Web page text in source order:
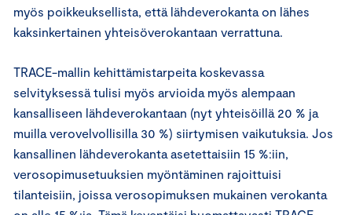
myös poikkeuksellista, että lähdeverokanta on lähes
kaksinkertainen yhteisöverokantaan verrattuna.
TRACE-mallin kehittämistarpeita koskevassa
selvityksessä tulisi myös arvioida myös alempaan
kansalliseen lähdeverokantaan (nyt yhteisöillä 20 % ja
muilla verovelvollisilla 30 %) siirtymisen vaikutuksia. Jos
kansallinen lähdeverokanta asetettaisiin 15 %:iin,
verosopimusetuuksien myöntäminen rajoittuisi
tilanteisiin, joissa verosopimuksen mukainen verokanta